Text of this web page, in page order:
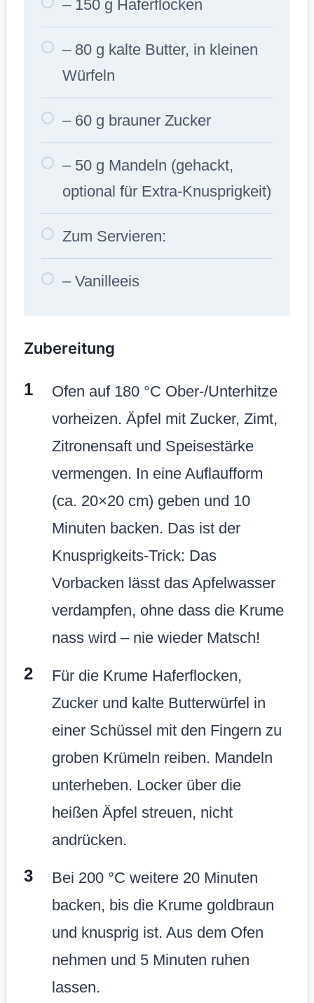
– 150 g Haferflocken
– 80 g kalte Butter, in kleinen
Würfeln
– 60 g brauner Zucker
– 50 g Mandeln (gehackt,
optional für Extra-Knusprigkeit)
Zum Servieren:
– Vanilleeis
Zubereitung
Ofen auf 180 °C Ober-/Unterhitze
vorheizen. Äpfel mit Zucker, Zimt,
Zitronensaft und Speisestärke
vermengen. In eine Auflaufform
(ca. 20×20 cm) geben und 10
Minuten backen. Das ist der
Knusprigkeits-Trick: Das
Vorbacken lässt das Apfelwasser
verdampfen, ohne dass die Krume
nass wird – nie wieder Matsch!
Für die Krume Haferflocken,
Zucker und kalte Butterwürfel in
einer Schüssel mit den Fingern zu
groben Krümeln reiben. Mandeln
unterheben. Locker über die
heißen Äpfel streuen, nicht
andrücken.
Bei 200 °C weitere 20 Minuten
backen, bis die Krume goldbraun
und knusprig ist. Aus dem Ofen
nehmen und 5 Minuten ruhen
lassen.